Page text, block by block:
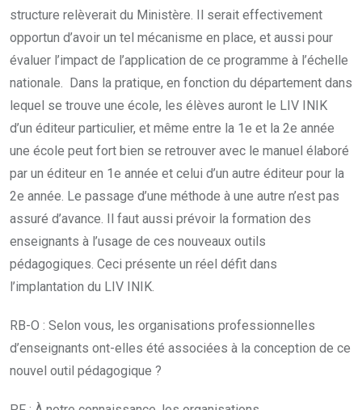
structure relèverait du Ministère. Il serait effectivement
opportun d’avoir un tel mécanisme en place, et aussi pour
évaluer l’impact de l’application de ce programme à l’échelle
nationale. Dans la pratique, en fonction du département dans
lequel se trouve une école, les élèves auront le LIV INIK
d’un éditeur particulier, et même entre la 1e et la 2e année
une école peut fort bien se retrouver avec le manuel élaboré
par un éditeur en 1e année et celui d’un autre éditeur pour la
2e année. Le passage d’une méthode à une autre n’est pas
assuré d’avance. Il faut aussi prévoir la formation des
enseignants à l’usage de ces nouveaux outils
pédagogiques. Ceci présente un réel défit dans
l’implantation du LIV INIK.
RB-O : Selon vous, les organisations professionnelles
d’enseignants ont-elles été associées à la conception de ce
nouvel outil pédagogique ?